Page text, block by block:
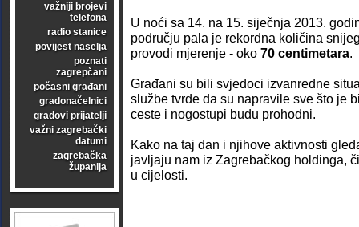
važniji brojevi
telefona
radio stanice
povijest naselja
poznati
zagrepčani
počasni građani
gradonačelnici
gradovi prijatelji
važni zagrebački
datumi
zagrebačka
županija
U noći sa 14. na 15. siječnja 2013.
području pala je rekordna količina
provodi mjerenje - oko 70 centimetara.
Građani su bili svjedoci izvanredne
službe tvrde da su napravile sve što je
ceste i nogostupi budu prohodni.
Kako na taj dan i njihove aktivnosti
javljaju nam iz Zagrebačkog holdinga,
u cijelosti.